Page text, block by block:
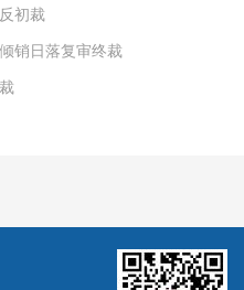
初裁
销日落复审终裁